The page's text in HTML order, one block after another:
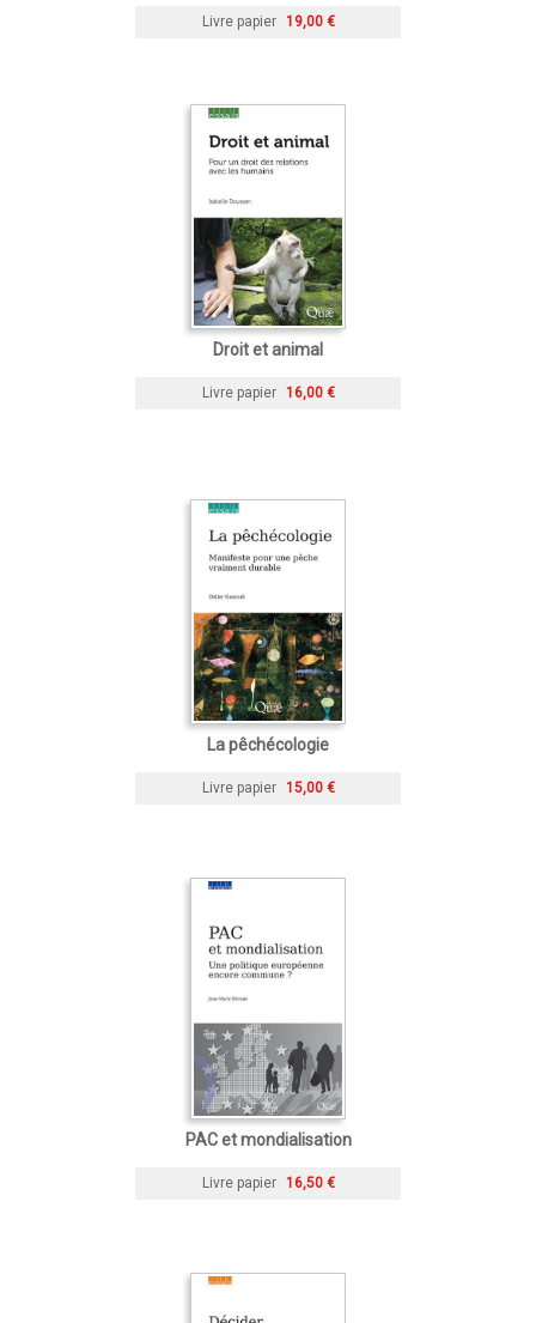
Livre papier 19,00 €
Droit et animal
Livre papier 16,00 €
La pêchécologie
Livre papier 15,00 €
PAC et mondialisation
Livre papier 16,50 €